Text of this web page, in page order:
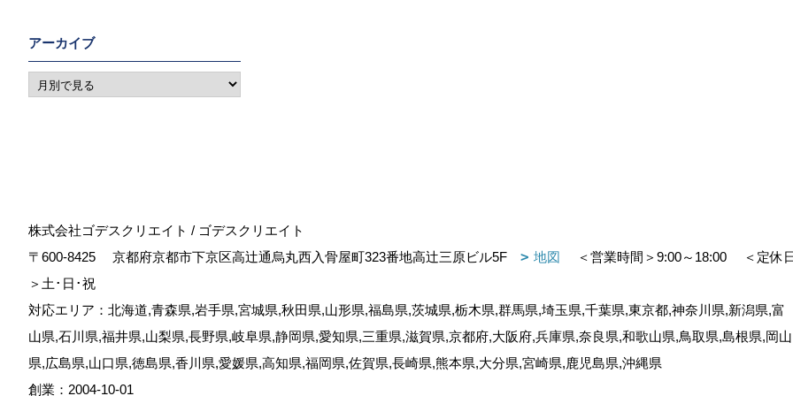
アーカイブ
株式会社ゴデスクリエイト / ゴデスクリエイト
〒600-8425
京都府京都市下京区高辻通烏丸西入骨屋町323番地高辻三原ビル5F 地図 ＜営業時間＞9:00～18:00
＜定休
＞土･日･祝
対応エリア：北海道,青森県,岩手県,宮城県,秋田県,山形県,福島県,茨城県,栃木県,群馬県,埼玉県,千葉県,東京都,神奈川県,新潟県,富
山県,石川県,福井県,山梨県,長野県,岐阜県,静岡県,愛知県,三重県,滋賀県,京都府,大阪府,兵庫県,奈良県,和歌山県,鳥取県,島根県,岡山
県,広島県,山口県,徳島県,香川県,愛媛県,高知県,福岡県,佐賀県,長崎県,熊本県,大分県,宮崎県,鹿児島県,沖縄県
創業：2004-10-01